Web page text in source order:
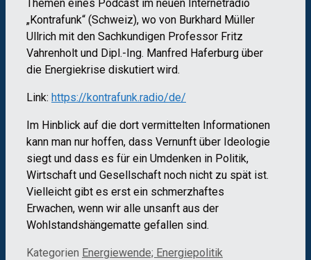
Themen eines Podcast im neuen Internetradio
„Kontrafunk“ (Schweiz), wo von Burkhard Müller
Ullrich mit den Sachkundigen Professor Fritz
Vahrenholt und Dipl.-Ing. Manfred Haferburg über
die Energiekrise diskutiert wird.
Link: https://kontrafunk.radio/de/
Im Hinblick auf die dort vermittelten Informationen
kann man nur hoffen, dass Vernunft über Ideologie
siegt und dass es für ein Umdenken in Politik,
Wirtschaft und Gesellschaft noch nicht zu spät ist.
Vielleicht gibt es erst ein schmerzhaftes
Erwachen, wenn wir alle unsanft aus der
Wohlstandshängematte gefallen sind.
Kategorien Energiewende; Energiepolitik